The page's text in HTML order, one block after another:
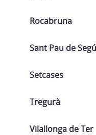
Rocabruna
Sant Pau de
Setcases
Tregurà
Vilallonga de Ter